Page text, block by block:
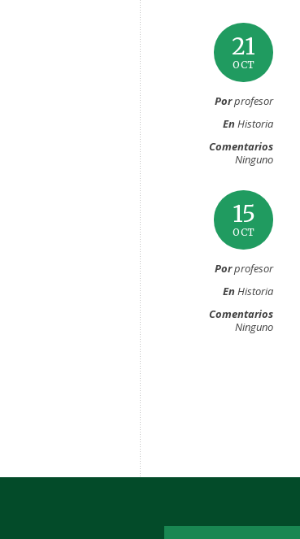
21
OCT
Porprofesor
EnHistoria
Comentarios
Ninguno
15
OCT
Porprofesor
EnHistoria
Comentarios
Ninguno